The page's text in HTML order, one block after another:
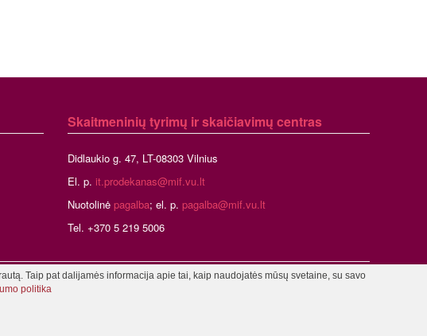
Skaitmeninių tyrimų ir skaičiavimų centras
Didlaukio g. 47, LT-08303 Vilnius
El. p. it.prodekanas@mif.vu.lt
Nuotolinė pagalba; el. p. pagalba@mif.vu.lt
Tel. +370 5 219 5006
administratorius
Taip pat dalijamės informacija apie tai, kaip naudojatės mūsų svetaine, su savo
politika